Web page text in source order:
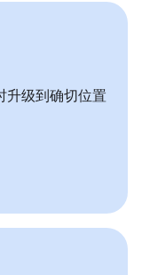
升级到确切位置